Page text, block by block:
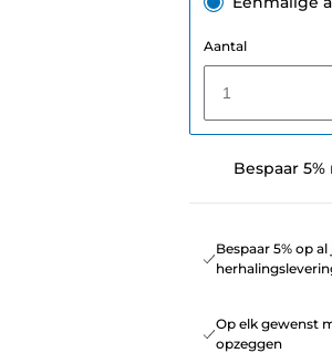
Aantal
1
Bespaar
Bespaar 5% op
Op elk gewenst
opzeggen